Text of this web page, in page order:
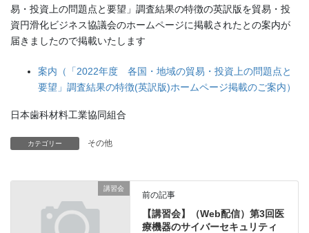
易・投資上の問題点と要望」調査結果の特徴の英訳版を貿易・投
資円滑化ビジネス協議会のホームページに掲載されたとの案内が
届きましたので掲載いたします
案内（「2022年度 各国・地域の貿易・投資上の問題点と
要望」調査結果の特徴(英訳版)ホームページ掲載のご案内）
日本歯科材料工業協同組合
カテゴリー その他
講習会
前の記事
【講習会】（Web配信）第3回医
療機器のサイバーセキュリティ